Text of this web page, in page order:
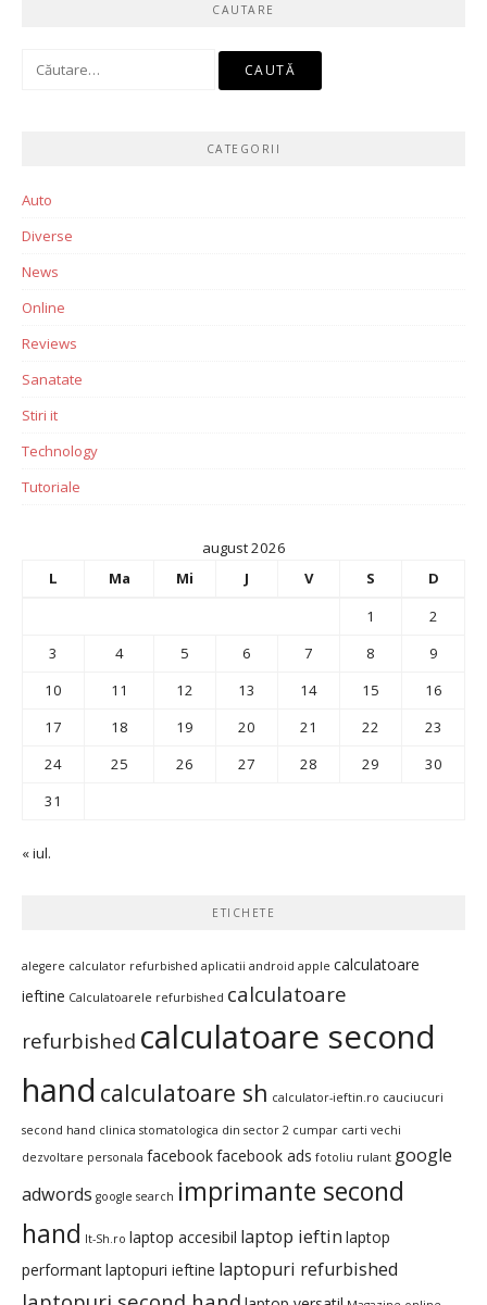
CAUTARE
Caută
CATEGORII
Auto
Diverse
News
Online
Reviews
Sanatate
Stiri it
Technology
Tutoriale
august 2026
L
Ma Mi J V S
D
1
2
3
4 5 6 7 8
9
10
11 12 13 14 15
16
17
18 19 20 21 22
23
24
25 26 27 28 29
30
31
« iul.
ETICHETE
alegere calculator refurbished aplicatii android apple calculatoare
ieftine Calculatoarele refurbished calculatoare
refurbished calculatoare second
hand calculatoare sh calculator-ieftin.ro cauciucuri
second hand clinica stomatologica din sector 2 cumpar carti vechi
dezvoltare personala facebookfacebook ads fotoliu rulant google
adwords google search imprimante second
hand It-Sh.ro laptop accesibil laptop ieftin laptop
performantlaptopuri ieftine laptopuri refurbished